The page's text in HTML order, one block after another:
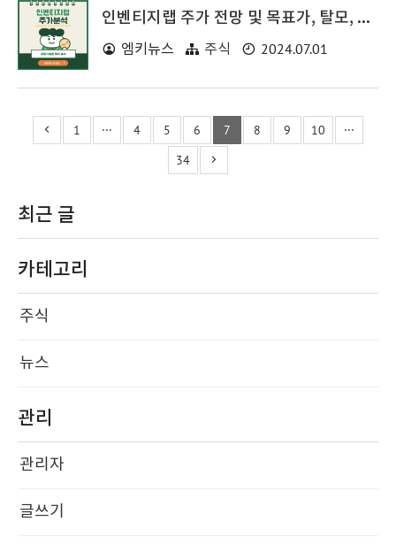
인벤티지랩 주가 전망 및 목표가, 탈모, 치매, 비만 치료제 관련주
엠키뉴스 주식 2024.07.01
1 ··· 4 5 6 7 8 9 10
···
34
최근 글
카테고리
주식
뉴스
관리
관리자
글쓰기